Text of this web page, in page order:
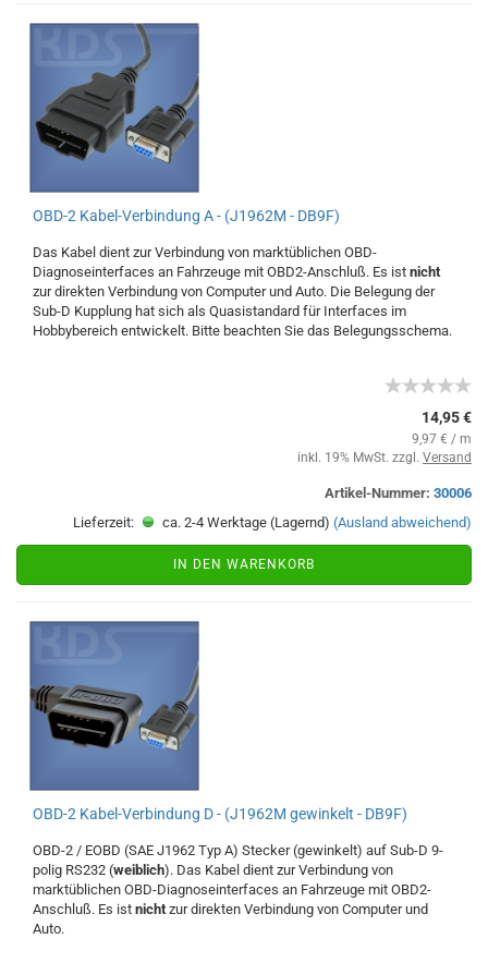
OBD-2 Kabel-Verbindung A - (J1962M - DB9F)
Das Kabel dient zur Verbindung von marktüblichen OBD-
Diagnoseinterfaces an Fahrzeuge mit OBD2-Anschluß. Es ist nicht
zur direkten Verbindung von Computer und Auto. Die Belegung der
Sub-D Kupplung hat sich als Quasistandard für Interfaces im
Hobbybereich entwickelt. Bitte beachten Sie das Belegungsschema.
14,95 €
9,97 € / m
inkl. 19% MwSt. zzgl. Versand
Artikel-Nummer: 30006
Lieferzeit:
ca. 2-4 Werktage (Lagernd) (Ausland abweichend)
IN DEN WARENKORB
OBD-2 Kabel-Verbindung D - (J1962M gewinkelt - DB9F)
OBD-2 / EOBD (SAE J1962 Typ A) Stecker (gewinkelt) auf Sub-D 9-
polig RS232 (weiblich). Das Kabel dient zur Verbindung von
marktüblichen OBD-Diagnoseinterfaces an Fahrzeuge mit OBD2-
Anschluß. Es ist nichtzur direkten Verbindung von Computer und
Auto.